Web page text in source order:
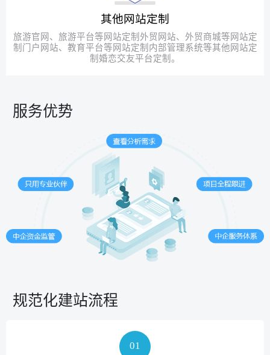
其他网站定制
旅游官网、旅游平台等网站定制外贸网站、外贸商城等网站定
制门户网站、教育平台等网站定制内部管理系统等其他网站定
制婚恋交友平台定制。
服务优势
规范化建站流程
01